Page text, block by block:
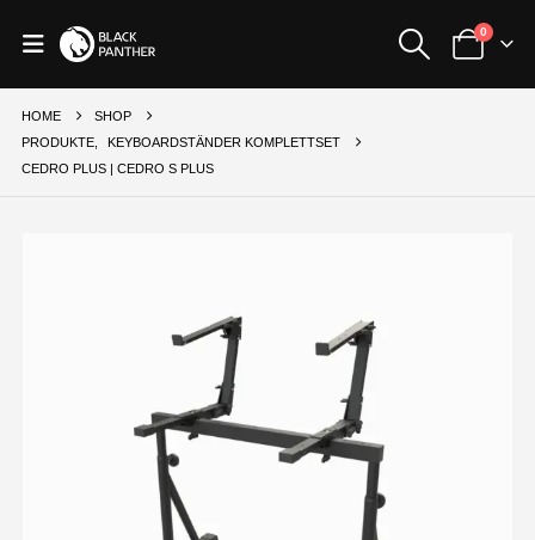
0
HOME
SHOP
PRODUKTE,
KEYBOARDSTÄNDER KOMPLETTSET
CEDRO PLUS | CEDRO S PLUS